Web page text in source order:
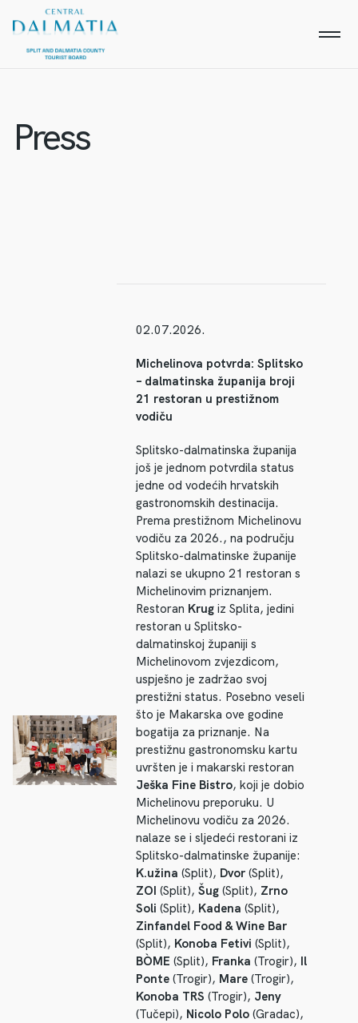
Press
02.07.2026.
Michelinova potvrda: Splitsko
– dalmatinska županija broji
21 restoran u prestižnom
vodiču
Splitsko-dalmatinska županija
još je jednom potvrdila status
jedne od vodećih hrvatskih
gastronomskih destinacija.
Prema prestižnom Michelinovu
vodiču za 2026., na području
Splitsko-dalmatinske županije
nalazi se ukupno 21 restoran s
Michelinovim priznanjem.
Restoran Krugiz Splita, jedini
restoran u Splitsko-
dalmatinskoj županiji s
Michelinovom zvjezdicom,
uspješno je zadržao svoj
prestižni status. Posebno veseli
što je Makarska ove godine
bogatija za priznanje. Na
prestižnu gastronomsku kartu
uvršten je i makarski restoran
Ješka Fine Bistro, koji je dobio
Michelinovu preporuku. U
Michelinovu vodiču za 2026.
nalaze se i sljedeći restorani iz
Splitsko-dalmatinske županije:
K.užina (Split), Dvor(Split),
ZOI (Split), Šug(Split), Zrno
Soli (Split), Kadena (Split),
Zinfandel Food & Wine Bar
(Split), Konoba Fetivi (Split),
BÒME (Split), Franka (Trogir), Il
Ponte(Trogir), Mare(Trogir),
Konoba TRS (Trogir), Jeny
(Tučepi), Nicolo Polo(Gradac),